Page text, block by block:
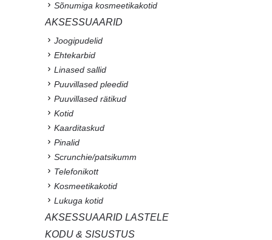
Sõnumiga kosmeetikakotid
AKSESSUAARID
Joogipudelid
Ehtekarbid
Linased sallid
Puuvillased pleedid
Puuvillased rätikud
Kotid
Kaarditaskud
Pinalid
Scrunchie/patsikumm
Telefonikott
Kosmeetikakotid
Lukuga kotid
AKSESSUAARID LASTELE
KODU & SISUSTUS